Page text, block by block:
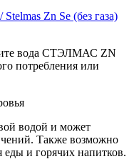
Zn Se (без газа)
вода СТЭЛМАС ZN
потребления или
водой и может
Также возможно
еды и горячих напитков.